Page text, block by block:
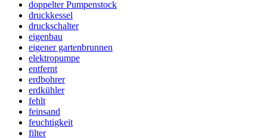
doppelter Pumpenstock
druckkessel
druckschalter
eigenbau
eigener gartenbrunnen
elektropumpe
entfernt
erdbohrer
erdkühler
fehlt
feinsand
feuchtigkeit
filter